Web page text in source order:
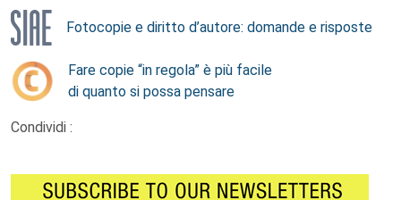
Fotocopie e diritto d’autore: domande e risposte
Fare copie “in regola” è più facile
di quanto si possa pensare
Condividi :